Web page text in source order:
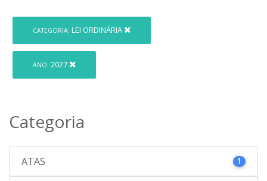
CATEGORIA: LEI ORDINÁRIA
ANO: 2027
Categoria
ATAS 1